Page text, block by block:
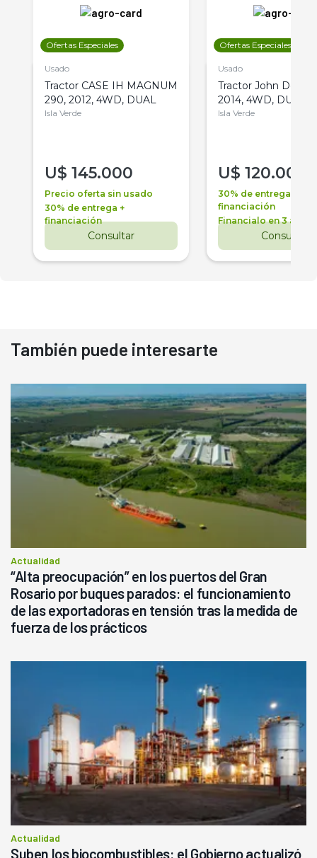
Ofertas Especiales
Usado
Tractor CASE IH MAGNUM
290, 2012, 4WD, DUAL
Isla Verde
U$ 145.000
Precio oferta sin usado
30% de entrega +
financiación
Consultar
Ofertas Especiales
Usado
Tractor John Deere
2014, 4WD, DUAL
Isla Verde
U$ 120.000
30% de entrega +
financiación
Financialo en 3 años
Consultar
También puede interesarte
Actualidad
“Alta preocupación” en los puertos del Gran
Rosario por buques parados: el funcionamiento
de las exportadoras en tensión tras la medida de
fuerza de los prácticos
Actualidad
Suben los biocombustibles: el Gobierno actualizó